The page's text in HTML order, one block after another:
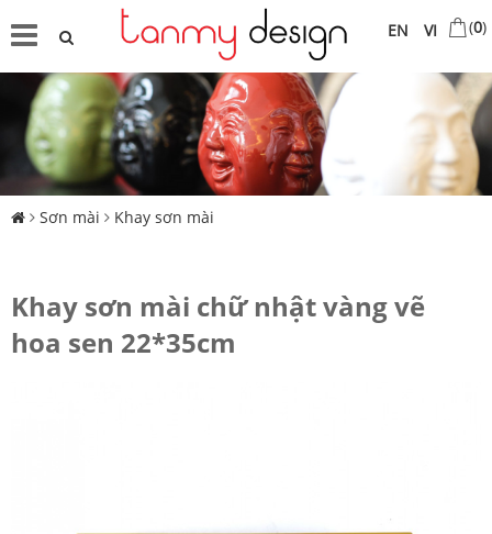
VI
EN (0)
Sơn mài Khay sơn mài
Khay sơn mài chữ nhật vàng vẽ
hoa sen 22*35cm